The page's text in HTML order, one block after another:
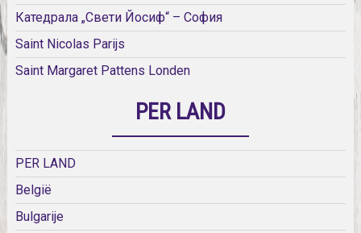
Катедрала „Свети Йосиф“ – София
Saint Nicolas Parijs
Saint Margaret Pattens Londen
PER LAND
PER LAND
België
Bulgarije